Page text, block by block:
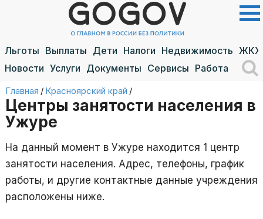
Льготы Выплаты Дети Налоги Недвижимость ЖКХ
Новости Услуги Документы Сервисы Работа
Главная / Красноярский край /
Центры занятости населения в
Ужуре
На данный момент в Ужуре находится 1 центр
занятости населения. Адрес, телефоны, график
работы, и другие контактные данные учреждения
расположены ниже.